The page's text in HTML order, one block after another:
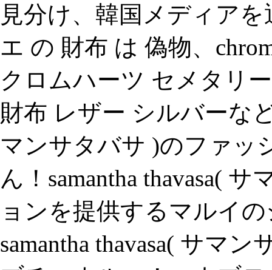
見分け、韓国メディア
エ の 財布 は 偽物、
クロムハーツ セメタリ
財布 レザー シルバーな
マンサタバサ )のファッ
ん！samantha thavasa(
ョンを提供するマルイ
samantha thavasa( サマ